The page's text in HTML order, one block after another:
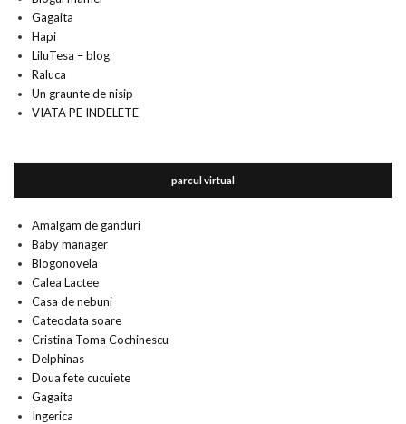
Gagaita
Hapi
LiluTesa – blog
Raluca
Un graunte de nisip
VIATA PE INDELETE
parcul virtual
Amalgam de ganduri
Baby manager
Blogonovela
Calea Lactee
Casa de nebuni
Cateodata soare
Cristina Toma Cochinescu
Delphinas
Doua fete cucuiete
Gagaita
Ingerica